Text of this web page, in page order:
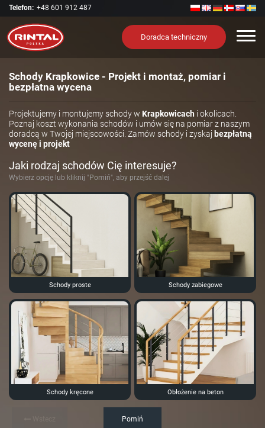
Telefon: +48 601 912 487
Doradca techniczny
Schody Krapkowice - Projekt i montaż, pomiar i
bezpłatna wycena
Projektujemy i montujemy schody w Krapkowicach i okolicach.
Poznaj koszt wykonania schodów i umów się na pomiar z naszym
doradcą w Twojej miejscowości. Zamów schody i zyskaj bezpłatną
wycenę i projekt
Jaki rodzaj schodów Cię interesuje?
Wybierz opcję lub kliknij "Pomiń", aby przejść dalej
Schody proste Schody zabiegowe
Schody kręcone Obłożenie na beton
Pomiń